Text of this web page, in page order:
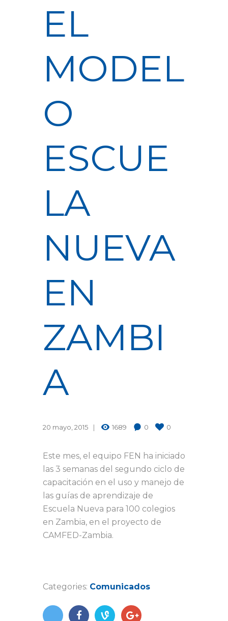
EL
MODEL
O
ESCUE
LA
NUEVA
EN
ZAMBI
A
20 mayo, 2015 1689 0 0
Este mes, el ‪equipo FEN ha iniciado
las 3 semanas del segundo ciclo de
capacitación en el uso y manejo de
las ‪guías de aprendizaje de
‪Escuela Nueva para 100 colegios
en ‪Zambia, en el proyecto de
‪CAMFED-Zambia.
Categories: Comunicados